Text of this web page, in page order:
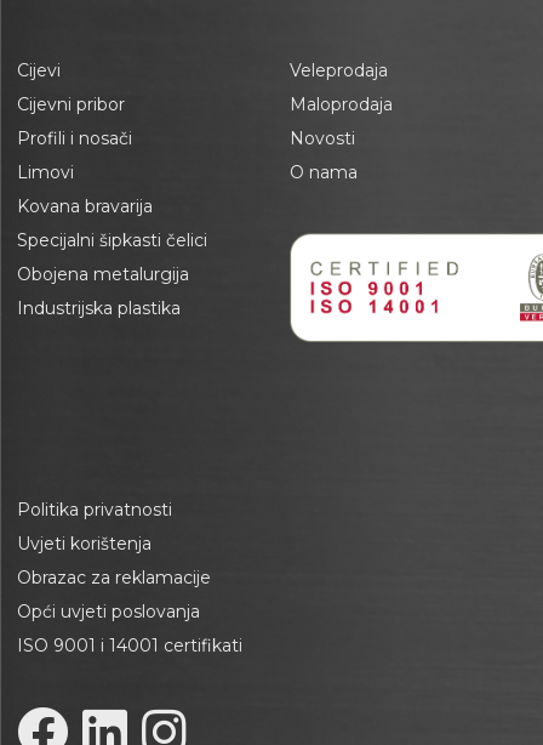
Cijevi
Cijevni pribor
Profili i nosači
Limovi
Kovana bravarija
Specijalni šipkasti čelici
Obojena metalurgija
Industrijska plastika
Veleprodaja
Maloprodaja
Novosti
O nama
Politika privatnosti
Uvjeti korištenja
Obrazac za reklamacije
Opći uvjeti poslovanja
ISO 9001 i 14001 certifikati